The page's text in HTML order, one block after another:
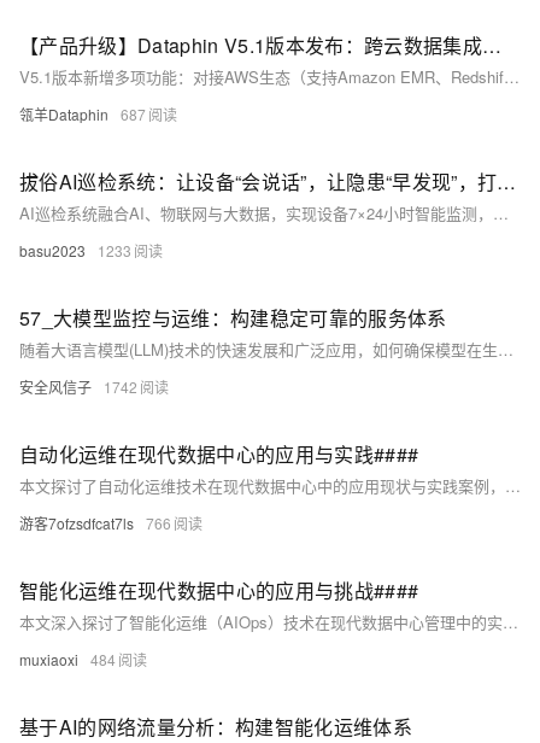
【产品升级】Dataphin V5.1版本发布：跨云数据集成、指标管理、平台运维带来重大更新！
V5.1版本新增多项功能：对接AWS生态（支持Amazon EMR、Redshift等），强化研发技术支撑（如API认证升级、全量任务隔离），完善运营消费链路（新增业务指标管理、指标关系图），提升平台综合能力（自定义菜单、缩短升级停机时间）。这些功能助力企业实现高效数据治理与分析，未来还将拓展智能化与国际化支持。
瓴羊Dataphin 687
拔俗AI巡检系统：让设备“会说话”，让隐患“早发现”，打造更安全高效的智能运维
AI巡检系统融合AI、物联网与大数据，实现设备7×24小时智能监测，自动识别隐患并预警，支持预测性维护，提升巡检效率5倍以上，准确率超95%。广泛应用于工厂、电力、交通等领域，推动运维从“被动响应”转向“主动预防”，降本增效，保障安全，助力数字化转型。（238字）
basu2023 1233
57_大模型监控与运维：构建稳定可靠的服务体系
随着大语言模型(LLM)技术的快速发展和广泛应用，如何确保模型在生产环境中的稳定运行、高效服务和安全合规已成为企业和开发者面临的关键挑战。2025年，大模型服务已从实验室走向各行各业的核心业务流程，其运维复杂度也随之呈指数级增长。与传统软件系统不同，大模型服务具有参数规模庞大、计算密集、行为不确定性高等特点，这使得传统的运维监控体系难以满足需求。
安全风信子 1742
自动化运维在现代数据中心的应用与实践####
本文探讨了自动化运维技术在现代数据中心中的应用现状与实践案例，分析了其如何提升运维效率、降低成本并增强系统稳定性。通过具体实例，展示了自动化工具如Ansible、Puppet及Docker在环境配置、软件部署、故障恢复等方面的实际应用效果，为读者提供了一套可参考的实施框架。 ####
游客7ofzsdfcat7ls 766
智能化运维在现代数据中心的应用与挑战####
本文深入探讨了智能化运维（AIOps）技术在现代数据中心管理中的实际应用，分析了其带来的效率提升、成本节约及潜在风险。通过具体案例，阐述了智能监控、自动化故障排查、容量规划等关键功能如何助力企业实现高效稳定的IT环境。同时，文章也指出了实施过程中面临的数据隐私、技术整合及人才短缺等挑战，并提出了相应的解决策略。 --- ####
muxiaoxi 484
基于AI的网络流量分析：构建智能化运维体系